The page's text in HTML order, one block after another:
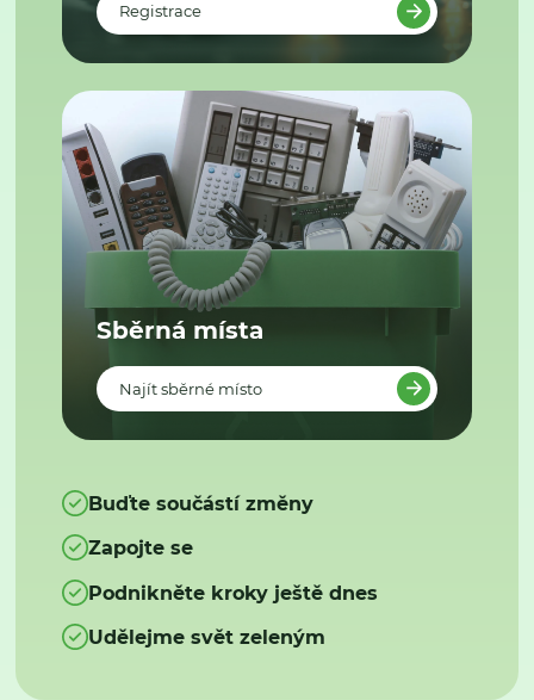
Registrace
Sběrná místa
Najít sběrné místo
Buďte součástí změny
Zapojte se
Podnikněte kroky ještě dnes
Udělejme svět zeleným